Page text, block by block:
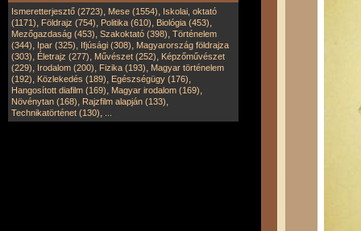
Ismeretterjesztő (2723), Mese (1554), Iskolai, oktató
(1171), Földrajz (754), Politika (610), Biológia (453),
Mezőgazdaság (453), Szakoktató (398), Történelem
(344), Ipar (325), Ifjúsági (308), Magyarország földrajza
(303), Életrajz (277), Művészet (252), Képzőművészet
(229), Irodalom (200), Fizika (193), Magyar történelem
(192), Közlekedés (189), Egészségügy (176),
Hangosított diafilm (169), Magyar irodalom (169),
Növénytan (168), Rajzfilm alapján (133),
Technikatörténet (130),